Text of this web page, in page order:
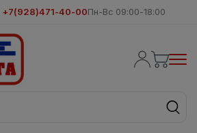
+7(928)471-40-00Пн-Вс 09:00-18:00